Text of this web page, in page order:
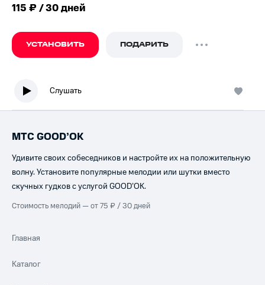
115 ₽ / 30 дней
УСТАНОВИТЬ ПОДАРИТЬ
Слушать
МТС GOOD’OK
Удивите своих собеседников и настройте их на положительную
волну. Установите популярные мелодии или шутки вместо
скучных гудков с услугой GOOD’OK.
Стоимость мелодий — от 75 ₽ / 30 дней
Главная
Каталог